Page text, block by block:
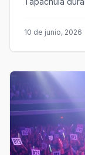
10 de junio, 2026